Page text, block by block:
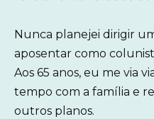
Nunca planejei dirigir
aposentar como
Aos 65 anos, eu me via
tempo com a família e
outros planos.